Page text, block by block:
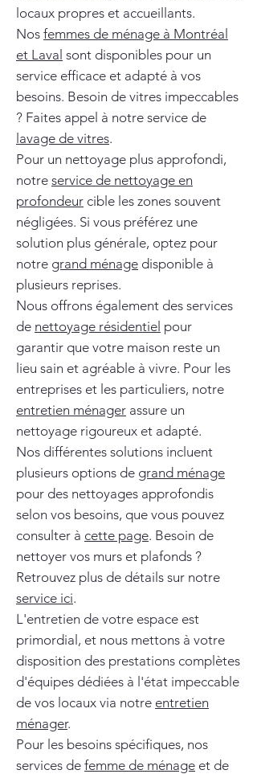
locaux propres et accueillants.
Nos femmes de ménage à Montréal
et Laval sont disponibles pour un
service efficace et adapté à vos
besoins. Besoin de vitres impeccables
? Faites appel à notre service de
lavage de vitres.
Pour un nettoyage plus approfondi,
notre service de nettoyage en
profondeur cible les zones souvent
négligées. Si vous préférez une
solution plus générale, optez pour
notre grand ménage disponible à
plusieurs reprises.
Nous offrons également des services
de nettoyage résidentiel pour
garantir que votre maison reste un
lieu sain et agréable à vivre. Pour les
entreprises et les particuliers, notre
entretien ménager assure un
nettoyage rigoureux et adapté.
Nos différentes solutions incluent
plusieurs options de grand ménage
pour des nettoyages approfondis
selon vos besoins, que vous pouvez
consulter à cette page. Besoin de
nettoyer vos murs et plafonds ?
Retrouvez plus de détails sur notre
service ici.
L'entretien de votre espace est
primordial, et nous mettons à votre
disposition des prestations complètes
d'équipes dédiées à l'état impeccable
de vos locaux via notre entretien
ménager.
Pour les besoins spécifiques, nos
services de femme de ménage et de